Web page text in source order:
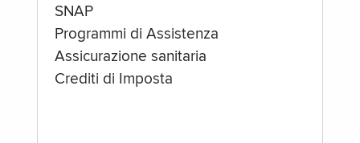
SNAP
Programmi di Assistenza
Assicurazione sanitaria
Crediti di Imposta